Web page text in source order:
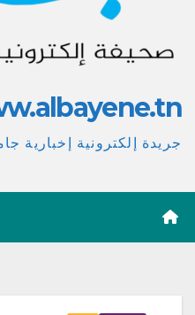
جريدة إلكترونية إخبارية